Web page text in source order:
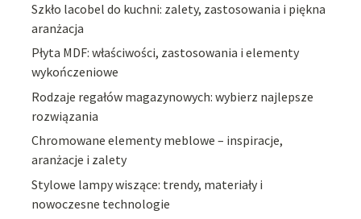
Szkło lacobel do kuchni: zalety, zastosowania i piękna
aranżacja
Płyta MDF: właściwości, zastosowania i elementy
wykończeniowe
Rodzaje regałów magazynowych: wybierz najlepsze
rozwiązania
Chromowane elementy meblowe – inspiracje,
aranżacje i zalety
Stylowe lampy wiszące: trendy, materiały i
nowoczesne technologie